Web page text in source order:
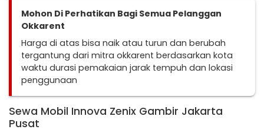
Mohon Di Perhatikan Bagi Semua Pelanggan
Okkarent
Harga di atas bisa naik atau turun dan berubah
tergantung dari mitra okkarent berdasarkan kota
waktu durasi pemakaian jarak tempuh dan lokasi
penggunaan
Sewa Mobil Innova Zenix Gambir Jakarta
Pusat